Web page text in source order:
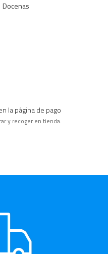
Docenas
la página de pago
y recoger en tienda.